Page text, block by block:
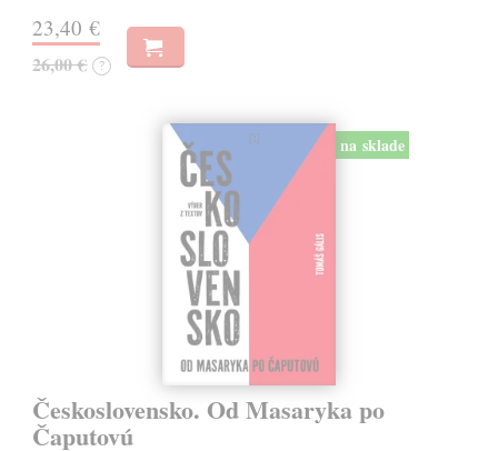
23,40 €
26,00 € ?
na sklade
Československo. Od Masaryka po
Čaputovú